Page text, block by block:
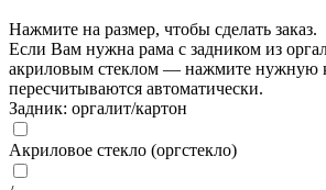
Нажмите на размер, чтобы сделать заказ.
Если Вам нужна рама с задником из
акриловым стеклом — нажмите нужную
пересчитываются автоматически.
Задник: оргалит/картон
Акриловое стекло (оргстекло)